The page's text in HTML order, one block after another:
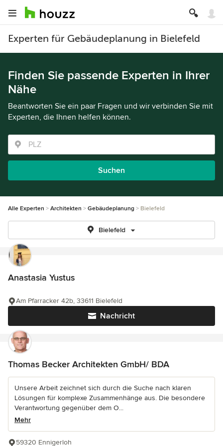
Experten für Gebäudeplanung in Bielefeld
Finden Sie passende Experten in Ihrer
Nähe
Beantworten Sie ein paar Fragen und wir verbinden Sie mit
Experten, die Ihnen helfen können.
Suchen
Alle Experten Architekten Gebäudeplanung Bielefeld
Bielefeld
Anastasia Yustus
Nachricht
Am Pfarracker 42b, 33611 Bielefeld
Thomas Becker Architekten GmbH/ BDA
Unsere Arbeit zeichnet sich durch die Suche nach klaren
Lösungen für komplexe Zusammenhänge aus. Die besondere
Verantwortung gegenüber dem O...
Mehr
59320 Ennigerloh